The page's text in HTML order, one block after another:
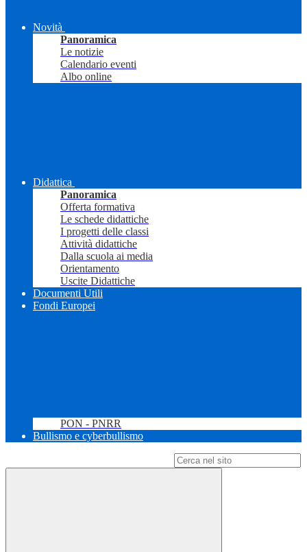
Novità
Panoramica
Le notizie
Calendario eventi
Albo online
Didattica
Panoramica
Offerta formativa
Le schede didattiche
I progetti delle classi
Attività didattiche
Dalla scuola ai media
Orientamento
Uscite Didattiche
Documenti Utili
Fondi Europei
PON - PNRR
Bullismo e cyberbullismo